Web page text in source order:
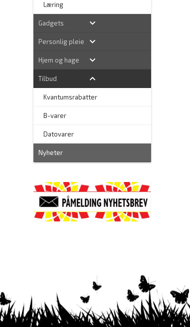
Læring
Gadgets
Personlig pleie
Hjem og hage
Tilbud
Kvantumsrabatter
B-varer
Datovarer
Nyheter